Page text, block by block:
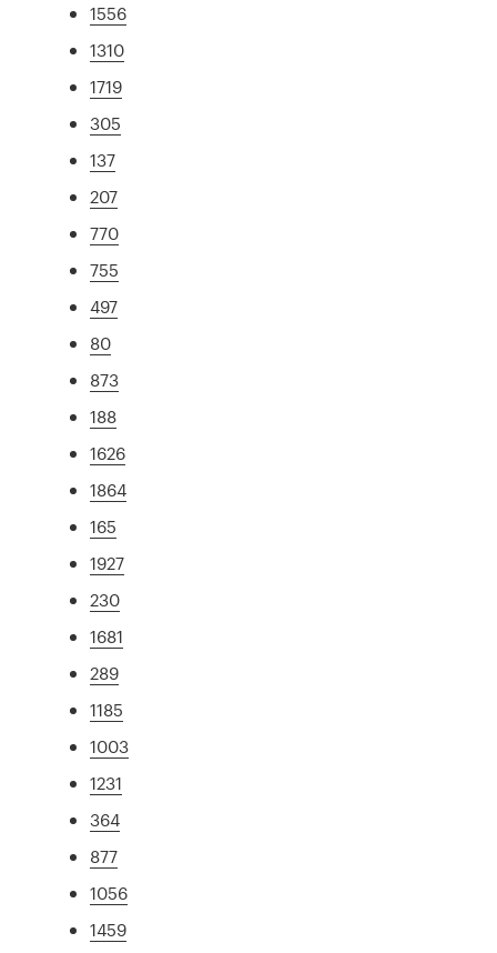
1556
1310
1719
305
137
207
770
755
497
80
873
188
1626
1864
165
1927
230
1681
289
1185
1003
1231
364
877
1056
1459